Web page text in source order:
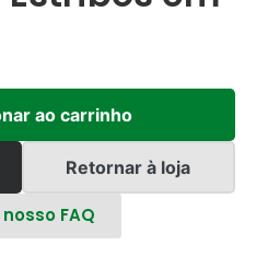
ao carrinho
Retornar à loja
FAQ